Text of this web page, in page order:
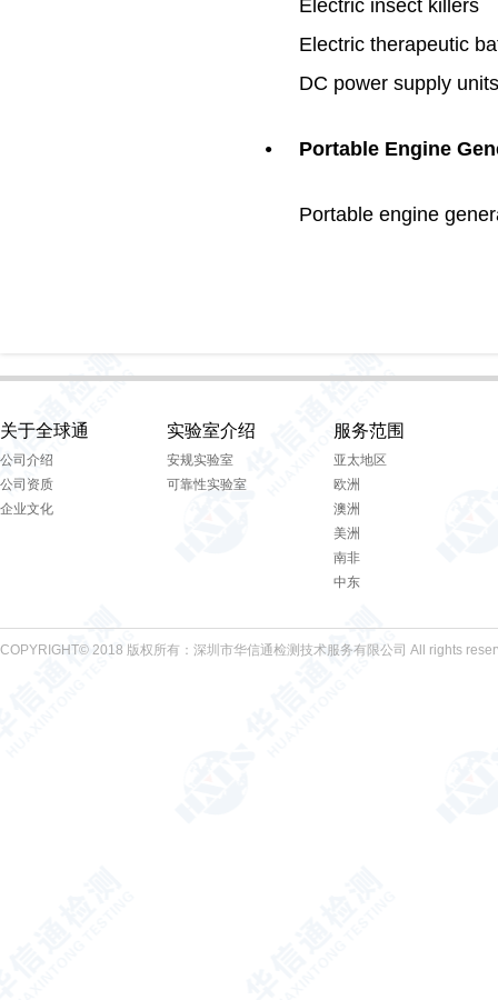
Electric insect killers
Electric therapeutic
DC power supply units
● Portable Engine
Portable engine
关于全球通
公司介绍
公司资质
企业文化
实验室介绍
安规实验室
可靠性实验室
服务范围
亚太地区
欧洲
澳洲
美洲
南非
中东
COPYRIGHT© 2018 版权所有：深圳市华信通检测技术服务有限公司 All rights